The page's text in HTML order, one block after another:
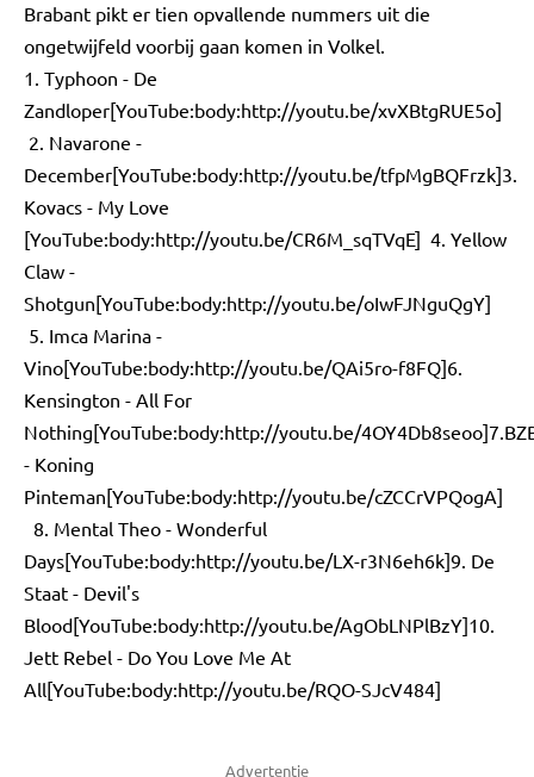
Brabant pikt er tien opvallende nummers uit die
ongetwijfeld voorbij gaan komen in Volkel.
1. Typhoon - De
Zandloper[YouTube:body:http://youtu.be/xvXBtgRUE5o]
2. Navarone -
December[YouTube:body:http://youtu.be/tfpMgBQFrzk]3.
Kovacs - My Love
[YouTube:body:http://youtu.be/CR6M_sqTVqE] 4. Yellow
Claw -
Shotgun[YouTube:body:http://youtu.be/oIwFJNguQgY]
5. Imca Marina -
Vino[YouTube:body:http://youtu.be/QAi5ro-f8FQ]6.
Kensington - All For
Nothing[YouTube:body:http://youtu.be/
- Koning
Pinteman[YouTube:body:http://youtu.be/cZCCrVPQogA]
8. Mental Theo - Wonderful
Days[YouTube:body:http://youtu.be/LX-r3N6eh6k]9. De
Staat - Devil's
Blood[YouTube:body:http://youtu.be/AgObLNPlBzY]10.
Jett Rebel - Do You Love Me At
All[YouTube:body:http://youtu.be/RQO-SJcV484]
Advertentie